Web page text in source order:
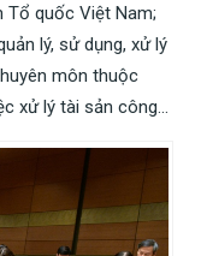
Tổ quốc Việt Nam;
lý, sử dụng, xử lý
môn thuộc
xử lý tài sản công…